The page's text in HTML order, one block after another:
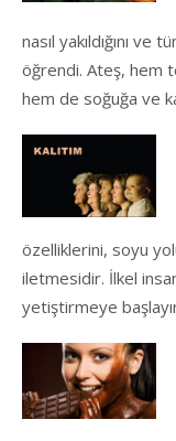
nasıl yakıldığını ve
öğrendi. Ateş, hem
hem de soğuğa ve
özelliklerini, soyu
iletmesidir. İlkel
yetiştirmeye